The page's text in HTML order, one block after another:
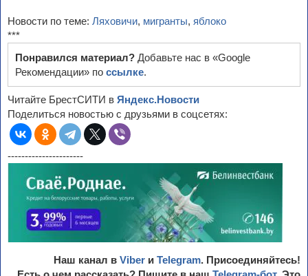
Новости по теме: Ляховичи, мигранты, яблоко
***
Понравился материал? Добавьте нас в «Google
Рекомендации» по ссылке.
Читайте БрестСИТИ в Яндекс.Новости
Поделиться новостью с друзьями в соцсетях:
----------------------
Наш канал в Viber и Telegram. Присоединяйтесь!